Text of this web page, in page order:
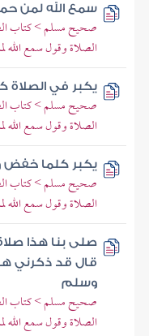
سمع الله لمن
صحيح مسلم > كتاب
الصلاة وقول سمع الله
يكبر في الصلاة
صحيح مسلم > كتاب
الصلاة وقول سمع الله
يكبر كلما خفض
صحيح مسلم > كتاب
الصلاة وقول سمع الله
صلى بنا هذا
قال قد ذكرني
وسلم
صحيح مسلم > كتاب
الصلاة وقول سمع الله